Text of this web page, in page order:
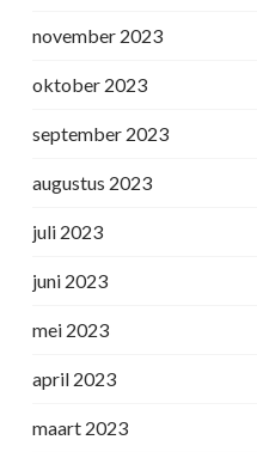
november 2023
oktober 2023
september 2023
augustus 2023
juli 2023
juni 2023
mei 2023
april 2023
maart 2023